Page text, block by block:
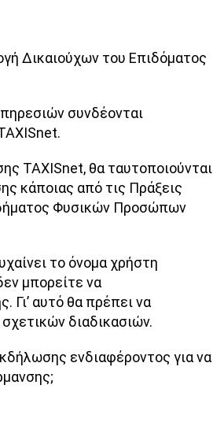
Δικαιούχων του Επιδόματος
συνδέονται
TAXISnet, θα ταυτοποιούνται
κάποιας από τις Πράξεις
Φυσικών Προσώπων
το όνομα χρήστη
μπορείτε να
Γι’ αυτό θα πρέπει να
διαδικασιών.
ενδιαφέροντος για να